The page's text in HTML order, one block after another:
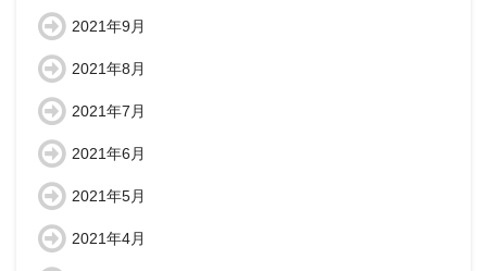
2021年9月
2021年8月
2021年7月
2021年6月
2021年5月
2021年4月